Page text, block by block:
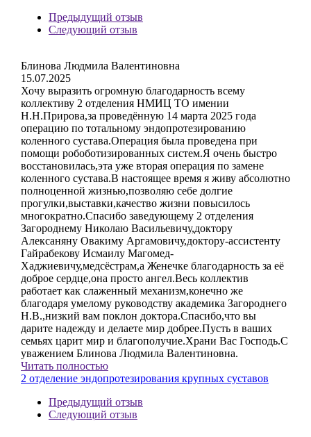
Предыдущий отзыв
Следующий отзыв
Блинова Людмила Валентиновна
15.07.2025
Хочу выразить огромную благодарность всему
коллективу 2 отделения НМИЦ ТО имении
Н.Н.Прирова,за проведённую 14 марта 2025 года
операцию по тотальному эндопротезированию
коленного сустава.Операция была проведена при
помощи робоботизированных систем.Я очень быстро
восстановилась,эта уже вторая операция по замене
коленного сустава.В настоящее время я живу абсолютно
полноценной жизнью,позволяю себе долгие
прогулки,выставки,качество жизни повысилось
многократно.Спасибо заведующему 2 отделения
Загороднему Николаю Васильевичу,доктору
Алексаняну Овакиму Аргамовичу,доктору-ассистенту
Гайрабекову Исмаилу Магомед-
Хаджиевичу,медсёстрам,а Женечке благодарность за её
доброе сердце,она просто ангел.Весь коллектив
работает как слаженный механизм,конечно же
благодаря умелому руководству академика Загороднего
Н.В.,низкий вам поклон доктора.Спасибо,что вы
дарите надежду и делаете мир добрее.Пусть в ваших
семьях царит мир и благополучие.Храни Вас Господь.С
уважением Блинова Людмила Валентиновна.
Читать полностью
2 отделение эндопротезирования крупных суставов
Предыдущий отзыв
Следующий отзыв